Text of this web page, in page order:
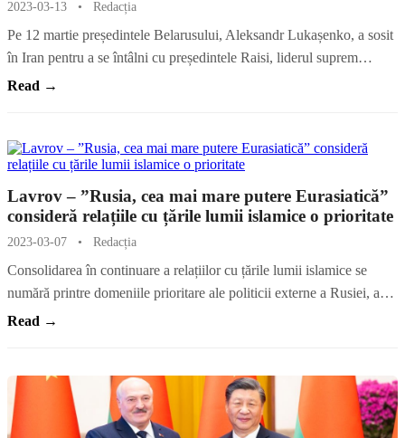
2023-03-13 • Redacția
Pe 12 martie președintele Belarusului, Aleksandr Lukașenko, a sosit
în Iran pentru a se întâlni cu președintele Raisi, liderul suprem…
Read →
Lavrov – ”Rusia, cea mai mare putere Eurasiatică”
consideră relațiile cu țările lumii islamice o prioritate
2023-03-07 • Redacția
Consolidarea în continuare a relațiilor cu țările lumii islamice se
numără printre domeniile prioritare ale politicii externe a Rusiei, a…
Read →